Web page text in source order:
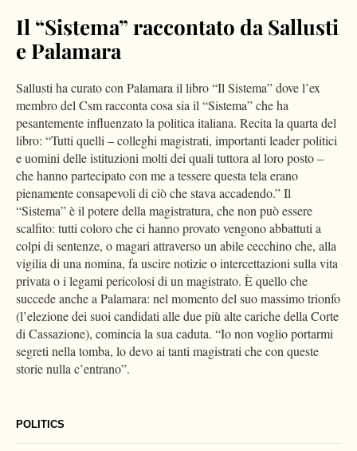
POLITICS
Il “Sistema” raccontato da Sallusti
e Palamara
Sallusti ha curato con Palamara il libro “Il Sistema” dove l’ex
membro del Csm racconta cosa sia il “Sistema” che ha
pesantemente influenzato la politica italiana. Recita la quarta del
libro: “Tutti quelli – colleghi magistrati, importanti leader politici
e uomini delle istituzioni molti dei quali tuttora al loro posto –
che hanno partecipato con me a tessere questa tela erano
pienamente consapevoli di ciò che stava accadendo.” Il
“Sistema” è il potere della magistratura, che non può essere
scalfito: tutti coloro che ci hanno provato vengono abbattuti a
colpi di sentenze, o magari attraverso un abile cecchino che, alla
vigilia di una nomina, fa uscire notizie o intercettazioni sulla vita
privata o i legami pericolosi di un magistrato. È quello che
succede anche a Palamara: nel momento del suo massimo trionfo
(l’elezione dei suoi candidati alle due più alte cariche della Corte
di Cassazione), comincia la sua caduta. “Io non voglio portarmi
segreti nella tomba, lo devo ai tanti magistrati che con queste
storie nulla c’entrano”.